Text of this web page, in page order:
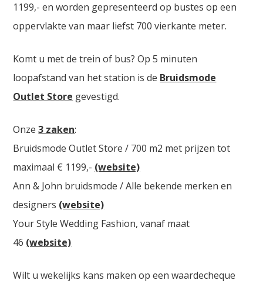
1199,- en worden gepresenteerd op bustes op een
oppervlakte van maar liefst 700 vierkante meter.
Komt u met de trein of bus? Op 5 minuten
loopafstand van het station is de Bruidsmode
Outlet Store gevestigd.
Onze3 zaken:
Bruidsmode Outlet Store / 700 m2 met prijzen tot
maximaal € 1199,- (website)
Ann & John bruidsmode / Alle bekende merken en
designers (website)
Your Style Wedding Fashion, vanaf maat
46 (website)
Wilt u wekelijks kans maken op een waardecheque